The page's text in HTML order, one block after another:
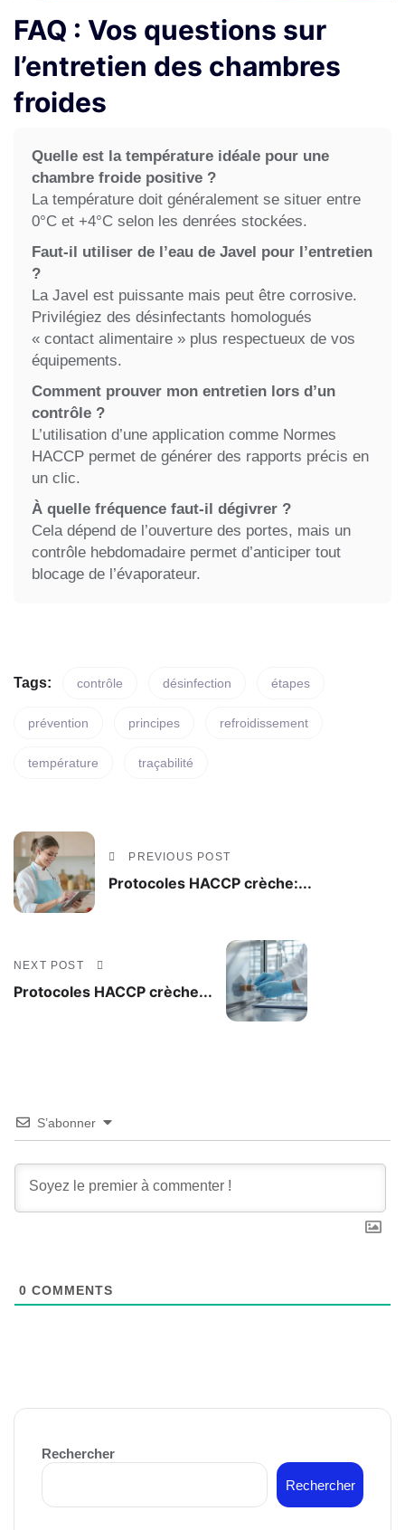
FAQ : Vos questions sur
l’entretien des chambres
froides
Quelle est la température idéale pour une
chambre froide positive ?
La température doit généralement se situer entre
0°C et +4°C selon les denrées stockées.
Faut-il utiliser de l’eau de Javel pour l’entretien
?
La Javel est puissante mais peut être corrosive.
Privilégiez des désinfectants homologués
« contact alimentaire » plus respectueux de vos
équipements.
Comment prouver mon entretien lors d’un
contrôle ?
L’utilisation d’une application comme Normes
HACCP permet de générer des rapports précis en
un clic.
À quelle fréquence faut-il dégivrer ?
Cela dépend de l’ouverture des portes, mais un
contrôle hebdomadaire permet d’anticiper tout
blocage de l’évaporateur.
Tags: contrôle désinfection étapes
prévention principes refroidissement
température traçabilité
PREVIOUS POST
Protocoles HACCP crèche:...
NEXT POST
Protocoles HACCP crèche...
S’abonner
0 COMMENTS
Rechercher
Rechercher